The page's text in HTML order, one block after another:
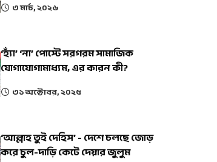
৩ মার্চ, ২০২৬
‘হ্যাঁ’ ‘না’ পোস্টে সরগরম সামাজিক
যোগাযোগামাধ্যম, এর কারন কী?
৩১ অক্টোবর, ২০২৫
‘আল্লাহ তুই দেহিস’ - দেশে চলছে জোড়
করে চুল-দাড়ি কেটে দেয়ার জুলুম